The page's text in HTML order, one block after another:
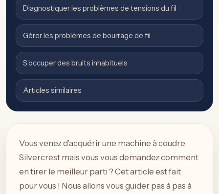
Diagnostiquer les problèmes de tensions du fil
Gérer les problèmes de bourrage de fil
S’occuper des bruits inhabituels
Articles similaires
Vous venez d’acquérir une machine à coudre
Silvercrest mais vous vous demandez comment
en tirer le meilleur parti ? Cet article est fait
pour vous ! Nous allons vous guider pas à pas à